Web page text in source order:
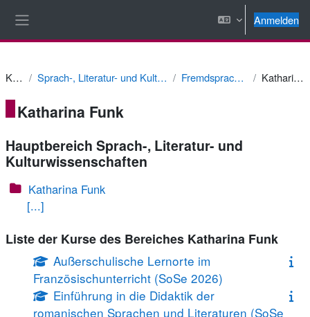
Anmelden
Kurse Sprach-, Literatur- und Kulturwissenschaften Fremdsprachendidaktik Katharina Funk
Katharina Funk
Hauptbereich Sprach-, Literatur- und
Kulturwissenschaften
Katharina Funk
[...]
Liste der Kurse des Bereiches Katharina Funk
Außerschulische Lernorte im
Französischunterricht (SoSe 2026)
Einführung in die Didaktik der
romanischen Sprachen und Literaturen (SoSe